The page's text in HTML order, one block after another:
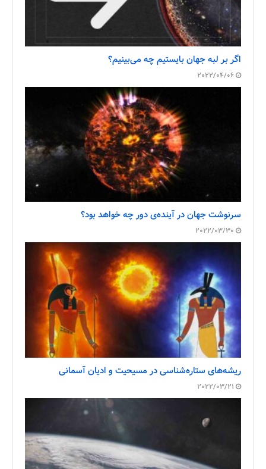
اگر بر لبه جهان بایستیم چه می‌بینیم؟
2022/04/06
سرنوشت جهان در آینده‌ی دور چه خواهد بود؟
2022/03/30
ریشه‌های ستاره‌شناسی در مسیحیت و ادیان آسمانی
2022/03/21